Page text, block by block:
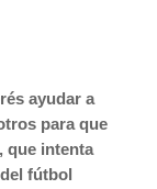
ayudar a
para que
que intenta
fútbol